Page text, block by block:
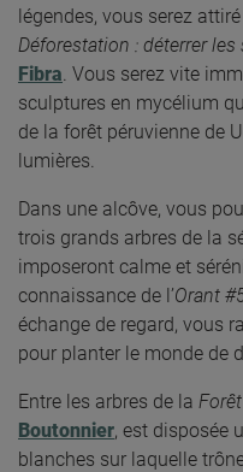
légendes, vous serez
Déforestation : déterrer les
Fibra. Vous serez vite
sculptures en mycélium
de la forêt péruvienne de
lumières.
Dans une alcôve, vous
trois grands arbres de la
imposeront calme et
connaissance de l’Orant
échange de regard, vous
pour planter le monde de
Entre les arbres de la
Boutonnier, est disposée
blanches sur laquelle